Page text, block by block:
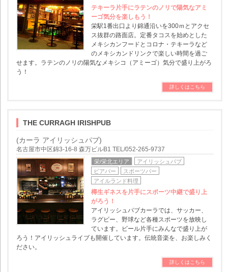
テキーラ片手にラテンのノリで陽気なアミ
ーゴ気分を楽しもう！
栄駅1番出口より錦通沿いを300ｍとアクセ
ス抜群の路面店。定番タコスを始めとした
メキシカンフードとコロナ・テキーラなど
のメキシカンドリンクで楽しい時間を過ご
せます。ラテンのノリの陽気なメキシコ（アミーゴ）気分で盛り上がろ
う！
詳しくはこちら
THE CURRAGH IRISHPUB
(カーラ アイリッシュパブ)
名古屋市中区錦3-16-8 森万ビルB1 TEL/052-265-9737
栄/栄北エリア
アイリッシュパブ
ビアバー
スポーツバー
アイルランド料理
樽生ギネスを片手にスポーツ中継で盛り上
がろう！
アイリッシュパブカーラでは、サッカー、
ラグビー、野球など各種スポーツを放映し
ています。ビール片手にみんなで盛り上が
ろう！アイリッシュライブも開催しています。伝統音楽を、お楽しみく
ださい。
詳しくはこちら